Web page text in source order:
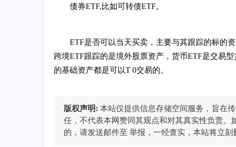
债券ETF,比如可转债ETF。
ETF是否可以当天买卖，主要与其跟踪的标的
跨境ETF跟踪的是境外股票资产，货币ETF是交易
的基础资产都是可以T 0交易的。
版权声明: 本站仅提供信息存储空间服务，旨在
任，不代表本网赞同其观点和对其真实性负责
的，请发送邮件至 举报，一经查实，本站将立刻